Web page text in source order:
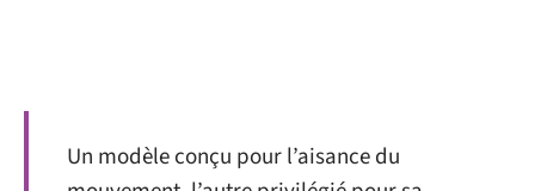
Un modèle conçu pour l’aisance du